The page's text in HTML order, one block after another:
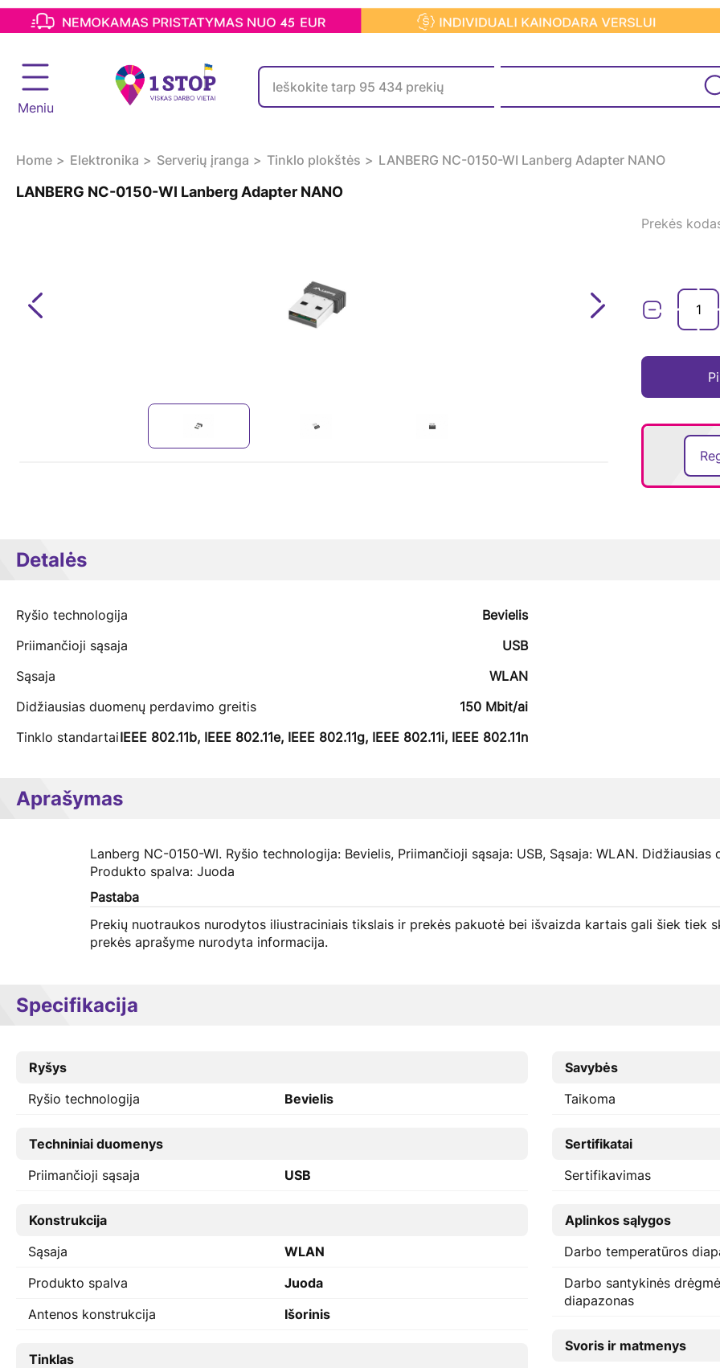
Meniu
Home Elektronika Serverių įranga Tinklo plokštės LANBERG NC-0150-WI Lanberg Adapter NANO
LANBERG NC-0150-WI Lanberg Adapter NANO
Previous Next
Prekės
Detalės
Ryšio technologija
Bevielis
Priimančioji sąsaja
USB
Sąsaja
WLAN
Didžiausias duomenų perdavimo greitis
150 Mbit/ai
Tinklo standartaiIEEE 802.11b, IEEE 802.11e, IEEE 802.11g, IEEE 802.11i, IEEE 802.11n
Aprašymas
Lanberg NC-0150-WI. Ryšio technologija: Bevielis, Priimančioji sąsaja: USB, Sąsaja: WLAN.
Produkto spalva: Juoda
Pastaba
Prekių nuotraukos nurodytos iliustraciniais tikslais ir prekės pakuotė bei išvaizda kartais gali šiek tiek
prekės aprašyme nurodyta informacija.
Specifikacija
Ryšys
Ryšio technologija
Bevielis
Techniniai duomenys
Priimančioji sąsaja
USB
Konstrukcija
Sąsaja
WLAN
Produkto spalva
Juoda
Antenos konstrukcija
Išorinis
Tinklas
Savybės
Taikoma
Sertifikatai
Sertifikavimas
Aplinkos sąlygos
Darbo temperatūros
Darbo santykinės
diapazonas
Svoris ir matmenys